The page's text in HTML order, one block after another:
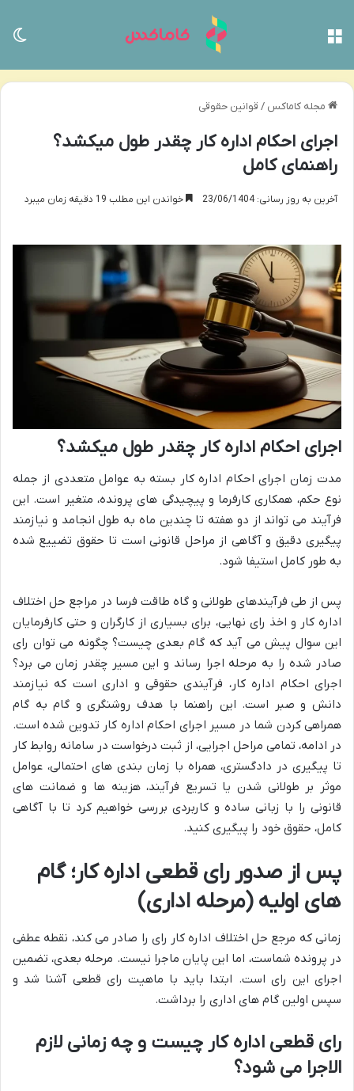
مجله کاماکس / قوانین حقوقی
اجرای احکام اداره کار چقدر طول میکشد؟
راهنمای کامل
آخرین به روز رسانی: 23/06/1404 خواندن این مطلب 19 دقیقه زمان میبرد
اجرای احکام اداره کار چقدر طول میکشد؟
مدت زمان اجرای احکام اداره کار بسته به عوامل متعددی از جمله
نوع حکم، همکاری کارفرما و پیچیدگی های پرونده، متغیر است. این
فرآیند می تواند از دو هفته تا چندین ماه به طول انجامد و نیازمند
پیگیری دقیق و آگاهی از مراحل قانونی است تا حقوق تضییع شده
به طور کامل استیفا شود.
پس از طی فرآیندهای طولانی و گاه طاقت فرسا در مراجع حل اختلاف
اداره کار و اخذ رای نهایی، برای بسیاری از کارگران و حتی کارفرمایان
این سوال پیش می آید که گام بعدی چیست؟ چگونه می توان رای
صادر شده را به مرحله اجرا رساند و این مسیر چقدر زمان می برد؟
اجرای احکام اداره کار، فرآیندی حقوقی و اداری است که نیازمند
دانش و صبر است. این راهنما با هدف روشنگری و گام به گام
همراهی کردن شما در مسیر اجرای احکام اداره کار تدوین شده است.
در ادامه، تمامی مراحل اجرایی، از ثبت درخواست در سامانه روابط کار
تا پیگیری در دادگستری، همراه با زمان بندی های احتمالی، عوامل
موثر بر طولانی شدن یا تسریع فرآیند، هزینه ها و ضمانت های
قانونی را با زبانی ساده و کاربردی بررسی خواهیم کرد تا با آگاهی
کامل، حقوق خود را پیگیری کنید.
پس از صدور رای قطعی اداره کار؛ گام
های اولیه (مرحله اداری)
زمانی که مرجع حل اختلاف اداره کار رای را صادر می کند، نقطه عطفی
در پرونده شماست، اما این پایان ماجرا نیست. مرحله بعدی، تضمین
اجرای این رای است. ابتدا باید با ماهیت رای قطعی آشنا شد و
سپس اولین گام های اداری را برداشت.
رای قطعی اداره کار چیست و چه زمانی لازم
الاجرا می شود؟